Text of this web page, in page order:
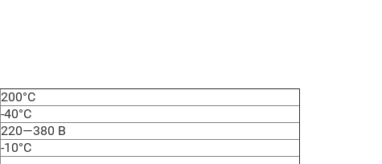
200°С
-40°С
220—380 В
-10°С